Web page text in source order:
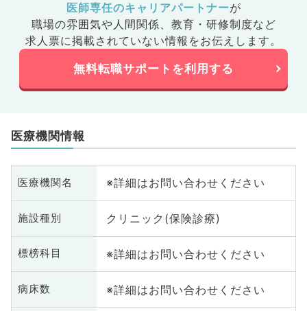
医師専任のキャリアパートナーが
職場の雰囲気や人間関係、 教育・研修制度など
求人票に掲載されていない情報をお伝えします。
無料転職サポートを利用する
医療機関情報
医療機関名 ※詳細はお問い合わせください
施設種別 クリニック(保険診療)
標榜科目 ※詳細はお問い合わせください
病床数 ※詳細はお問い合わせください